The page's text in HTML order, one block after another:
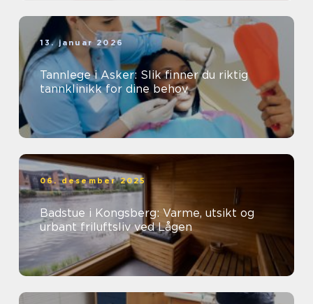
13. januar 2026
Tannlege i Asker: Slik finner du riktig
tannklinikk for dine behov
06. desember 2025
Badstue i Kongsberg: Varme, utsikt og
urbant friluftsliv ved Lågen